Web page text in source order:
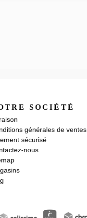
SOCIÉTÉ
générales de ventes
sécurisé
nous